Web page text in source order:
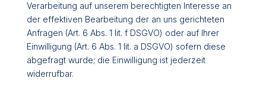
Verarbeitung auf unserem berechtigten Interesse an
der effektiven Bearbeitung der an uns gerichteten
Anfragen (Art. 6 Abs. 1 lit. f DSGVO) oder auf Ihrer
Einwilligung (Art. 6 Abs. 1 lit. a DSGVO) sofern diese
abgefragt wurde; die Einwilligung ist jederzeit
widerrufbar.